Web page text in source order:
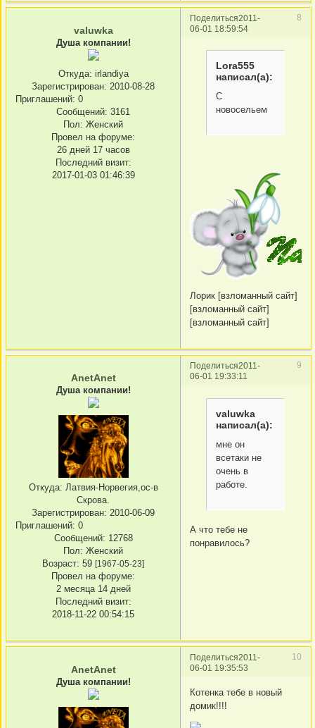
Поделиться 8
2011-
06-01 18:59:54
valuwka
Душа компании!
Откуда: irlandiya
Зарегистрирован: 2010-08-28
Приглашений: 0
Сообщений: 3161
Пол: Женский
Провел на форуме:
26 дней 17 часов
Последний визит:
2017-01-03 01:46:39
Lora555
написал(а):
С
новосельем
Лорик [взломанный сайт]
[взломанный сайт]
[взломанный сайт]
Поделиться 9
2011-
06-01 19:33:11
AnetAnet
Душа компании!
Откуда: Латвия-Норвегия,ос-в
Скрова.
Зарегистрирован: 2010-06-09
Приглашений: 0
Сообщений: 12768
Пол: Женский
Возраст: 59 [1967-05-23]
Провел на форуме:
2 месяца 14 дней
Последний визит:
2018-11-22 00:54:15
valuwka
написал(а):
мне он
всетаки не
очень в
работе.
А что тебе не
понравилось?
Поделиться 10
2011-
06-01 19:35:53
AnetAnet
Душа компании!
Котенка тебе в новый
домик!!!!